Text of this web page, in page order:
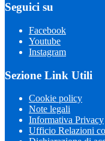
Seguici su
Facebook
Youtube
Instagram
Sezione Link Utili
Cookie policy
Note legali
Informativa Privacy
Ufficio Relazioni